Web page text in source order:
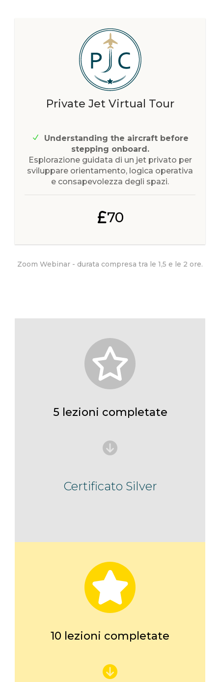
Private Jet Virtual Tour
Understanding the aircraft before
stepping onboard.
Esplorazione guidata di un jet privato per
sviluppare orientamento, logica operativa
e consapevolezza degli spazi.
70
Zoom Webinar - durata compresa tra le 1,5 e le 2 ore.
5 lezioni completate
Certificato Silver
10 lezioni completate